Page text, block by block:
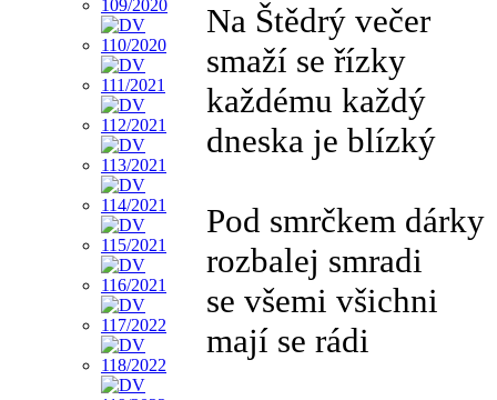
Na Štědrý večer
smaží se řízky
každému každý
dneska je blízký
Pod smrčkem dárky
rozbalej smradi
se všemi všichni
mají se rádi